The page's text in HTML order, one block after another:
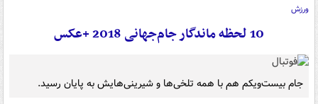
ورزش
10 لحظه ماندگار جام‌جهانی 2018 +عکس
جام بیست‌ویکم هم با همه تلخی‌ها و شیرینی‌هایش به پایان رسید.